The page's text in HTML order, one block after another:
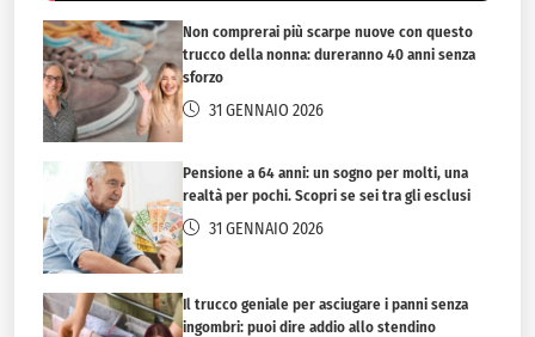
Non comprerai più scarpe nuove con questo
trucco della nonna: dureranno 40 anni senza
sforzo
31 GENNAIO 2026
Pensione a 64 anni: un sogno per molti, una
realtà per pochi. Scopri se sei tra gli esclusi
31 GENNAIO 2026
Il trucco geniale per asciugare i panni senza
ingombri: puoi dire addio allo stendino